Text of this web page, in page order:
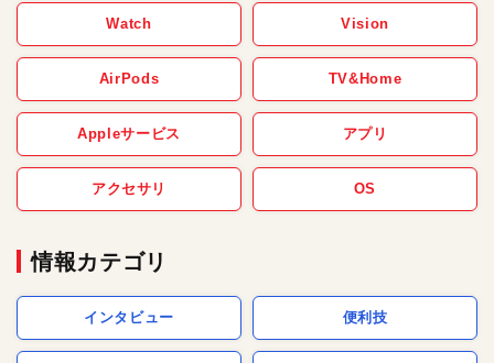
Watch Vision
AirPods TV&Home
Appleサービス アプリ
アクセサリ OS
情報カテゴリ
インタビュー 便利技